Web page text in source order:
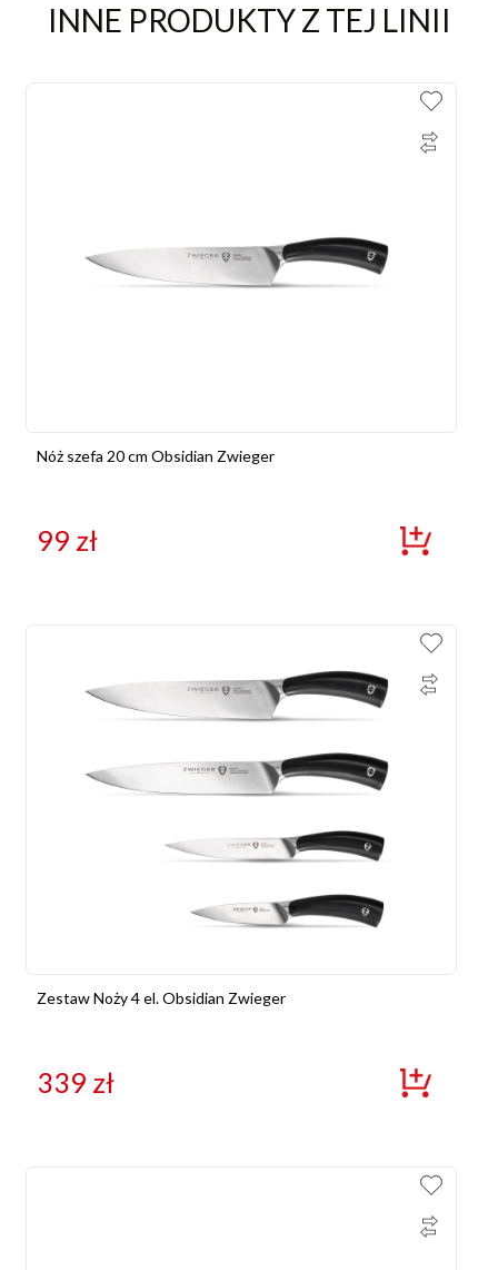
INNE PRODUKTY Z TEJ LINII
Nóż szefa 20 cm Obsidian Zwieger
99 zł
Zestaw Noży 4 el. Obsidian Zwieger
339 zł